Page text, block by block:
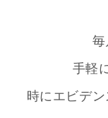
毎
手軽
時にエビデ